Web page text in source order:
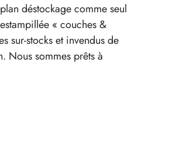
déstockage comme seul
« couches &
sur-stocks et invendus de
Nous sommes prêts à